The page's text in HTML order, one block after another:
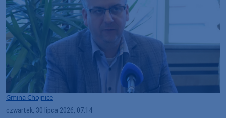
Gmina Chojnice
czwartek, 30 lipca 2026, 07:14